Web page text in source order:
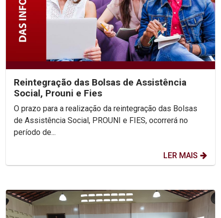
Reintegração das Bolsas de Assistência
Social, Prouni e Fies
O prazo para a realização da reintegração das Bolsas
de Assistência Social, PROUNI e FIES, ocorrerá no
período de...
LER MAIS